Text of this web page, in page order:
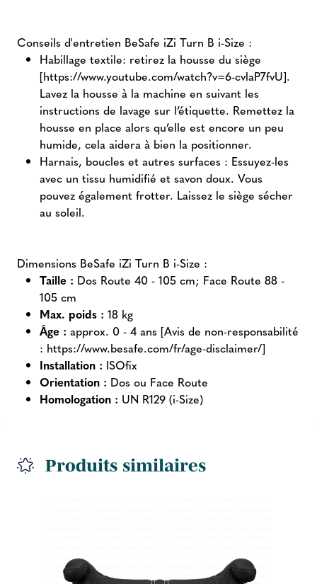
Conseils d'entretien BeSafe iZi Turn B i-Size :
Habillage textile: retirez la housse du siège
[https://www.youtube.com/watch?v=6-cvlaP7fvU].
Lavez la housse à la machine en suivant les
instructions de lavage sur l’étiquette. Remettez la
housse en place alors qu’elle est encore un peu
humide, cela aidera à bien la positionner.
Harnais, boucles et autres surfaces : Essuyez-les
avec un tissu humidifié et savon doux. Vous
pouvez également frotter. Laissez le siège sécher
au soleil.
Dimensions BeSafe iZi Turn B i-Size :
Taille : Dos Route 40 - 105 cm; Face Route 88 -
105 cm
Max. poids : 18 kg
Âge : approx. 0 - 4 ans [Avis de non-responsabilité
: https://www.besafe.com/fr/age-disclaimer/]
Installation : ISOfix
Orientation : Dos ou Face Route
Homologation : UN R129 (i-Size)
Produits similaires